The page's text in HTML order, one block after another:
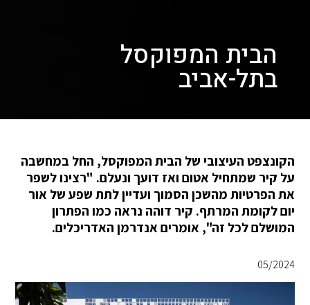
הבית המפוקסל
בתל-אביב
הקונצפט העיצובי של הבית המפוקסל, החל במחשבה
על קיר שמתחיל אטום ואז דועך ונעלם. "רצינו לשפר
את הפרטיות מהשכן הסמוך ועדיין לתת שפע של אור
יום לקומת המרתף. קיר דוהה נראה כמו הפתרון
המושלם לכל זה", אומרים אנדרמן האדריכלים.
05/2024